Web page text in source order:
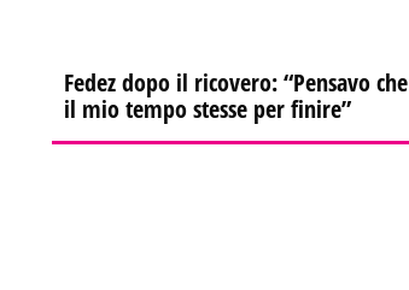
Fedez dopo il ricovero: “Pensavo che
il mio tempo stesse per finire”